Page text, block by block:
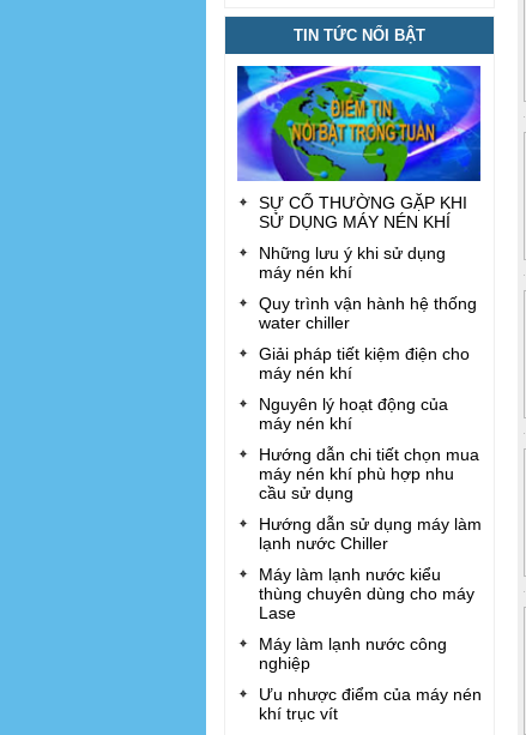
TIN TỨC NỔI BẬT
SỰ CỐ THƯỜNG GẶP KHI
SỬ DỤNG MÁY NÉN KHÍ
Những lưu ý khi sử dụng
máy nén khí
Quy trình vận hành hệ thống
water chiller
Giải pháp tiết kiệm điện cho
máy nén khí
Nguyên lý hoạt động của
máy nén khí
Hướng dẫn chi tiết chọn mua
máy nén khí phù hợp nhu
cầu sử dụng
Hướng dẫn sử dụng máy làm
lạnh nước Chiller
Máy làm lạnh nước kiểu
thùng chuyên dùng cho máy
Lase
Máy làm lạnh nước công
nghiệp
Ưu nhược điểm của máy nén
khí trục vít